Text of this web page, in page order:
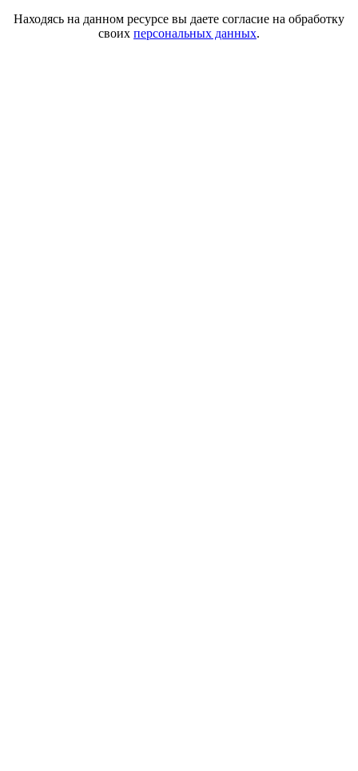
Находясь на данном ресурсе вы даете согласие на обработку
своих персональных данных.